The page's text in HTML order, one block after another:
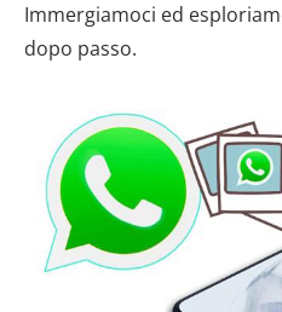
Immergiamoci ed
dopo passo.